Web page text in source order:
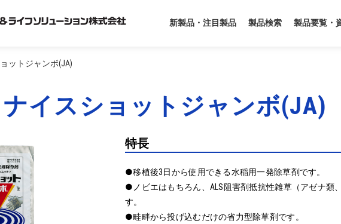
新製品・注目製品 製品検索 製品要覧・
ットジャンボ(JA)
ナイスショットジャンボ(JA)
特長
●移植後3日から使用できる水稲用一発除草剤です。
●ノビエはもちろん、ALS阻害剤抵抗性雑草（アゼナ類
す。
●畦畔から投げ込むだけの省力型除草剤です。